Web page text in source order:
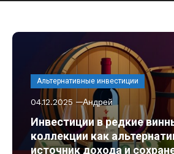
Альтернативные инвестиции
04.12.2025 Андрей
Инвестиции в редкие
коллекции как
источник дохода и